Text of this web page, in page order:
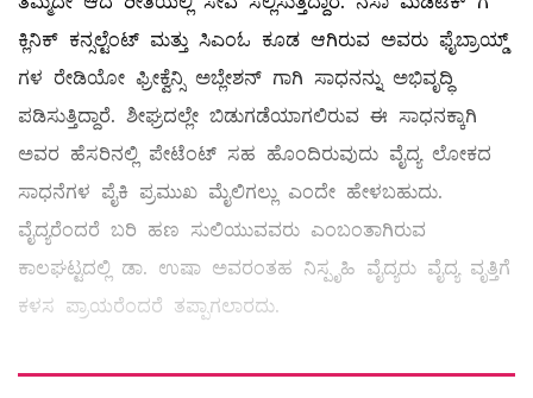
ಕ್ಲಿನಿಕ್‌ ಕನ್ಸಲ್ಟೆಂಟ್‌ ಮತ್ತು ಸಿಎಂಓ ಕೂಡ ಆಗಿರುವ ಅವರು ಫೈಬ್ರಾಯ್ಡ್
ಗಳ ರೇಡಿಯೋ ಫ್ರೀಕ್ವೆನ್ಸಿ ಅಬ್ಲೇಶನ್‌ ಗಾಗಿ ಸಾಧನನ್ನು ಅಭಿವೃದ್ಧಿ
ಪಡಿಸುತ್ತಿದ್ದಾರೆ. ಶೀಘ್ರದಲ್ಲೇ ಬಿಡುಗಡೆಯಾಗಲಿರುವ ಈ ಸಾಧನಕ್ಕಾಗಿ
ಅವರ ಹೆಸರಿನಲ್ಲಿ ಪೇಟೆಂಟ್‌ ಸಹ ಹೊಂದಿರುವುದು ವೈದ್ಯ ಲೋಕದ
ಸಾಧನೆಗಳ ಪೈಕಿ ಪ್ರಮುಖ ಮೈಲಿಗಲ್ಲು ಎಂದೇ ಹೇಳಬಹುದು.
ವೈದ್ಯರೆಂದರೆ ಬರಿ ಹಣ ಸುಲಿಯುವವರು ಎಂಬಂತಾಗಿರುವ
ಕಾಲಘಟ್ಟದಲ್ಲಿ ಡಾ. ಉಷಾ ಅವರಂತಹ ನಿಸ್ಪೃಹಿ ವೈದ್ಯರು ವೈದ್ಯ ವೃತ್ತಿಗೆ
ಕಳಸ ಪ್ರಾಯರೆಂದರೆ ತಪ್ಪಾಗಲಾರದು.